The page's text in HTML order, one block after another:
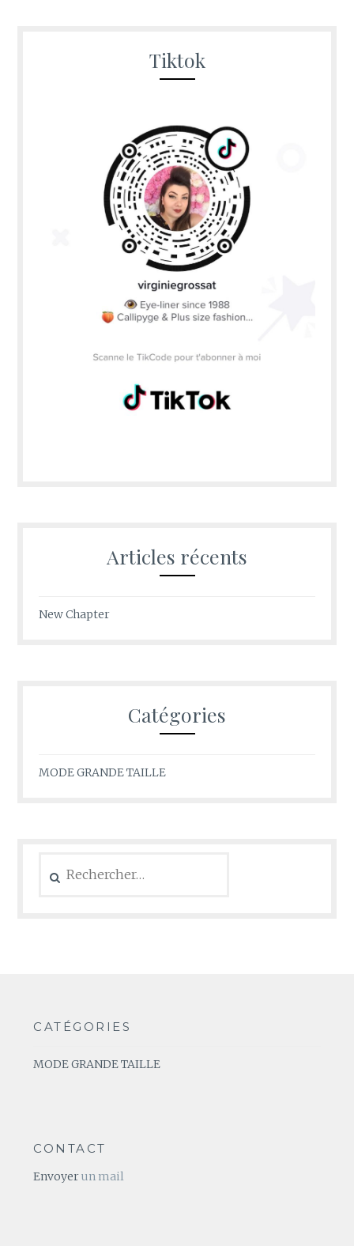
Tiktok
Articles récents
New Chapter
Catégories
MODE GRANDE TAILLE
CATÉGORIES
MODE GRANDE TAILLE
CONTACT
Envoyerun mail